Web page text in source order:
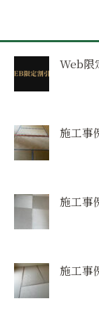
Web限
施工
施工事
施工